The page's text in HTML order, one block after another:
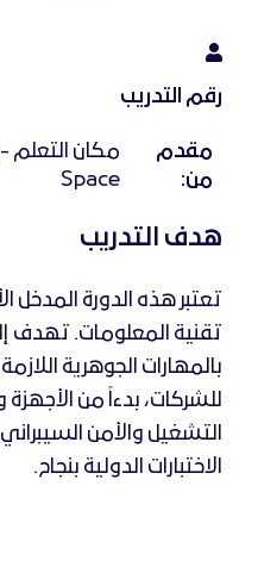
رقم التدريب
مقدم
من:
Space
هدف التدريب
تعتبر هذه الدورة
تقنية المعلومات. تهدف
بالمهارات الجوهرية
للشركات، بدءاً من
التشغيل والأمن
الاختبارات الدولية بنجاح.